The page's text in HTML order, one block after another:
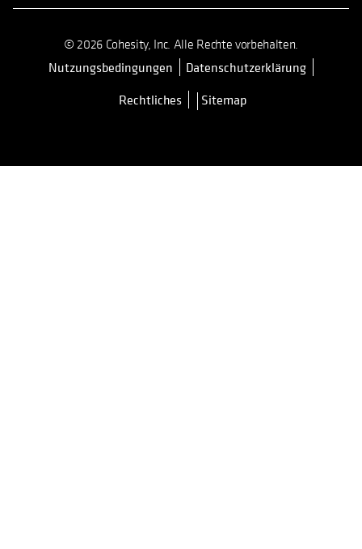
© 2026 Cohesity, Inc. Alle Rechte vorbehalten.
Nutzungsbedingungen wird in einer neuen Registerkarte
Datenschutzerklärung
Rechtliches
Sitemap